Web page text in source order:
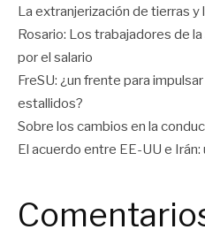
La extranjerización de tierras y
Rosario: Los trabajadores de
por el salario
FreSU: ¿un frente para
estallidos?
Sobre los cambios en la
El acuerdo entre EE-UU e